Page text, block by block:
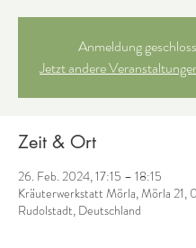
Anmeldung
Jetzt andere
Zeit & Ort
26. Feb. 2024, 17:15 – 18:15
Kräuterwerkstatt Mörla, Mörla 21,
Rudolstadt, Deutschland